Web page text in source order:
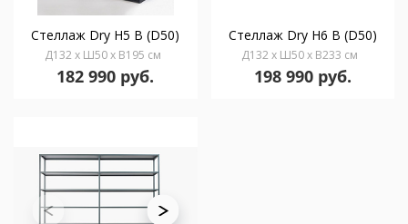
Стеллаж Dry Н5 B (D50)
Д132 x Ш50 x В195 см
182 990 руб.
Стеллаж Dry Н6 B (D50)
Д132 x Ш50 x В233 см
198 990 руб.